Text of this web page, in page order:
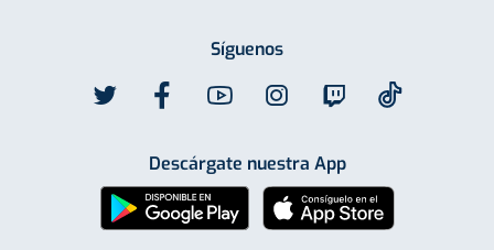
Síguenos
Descárgate nuestra App